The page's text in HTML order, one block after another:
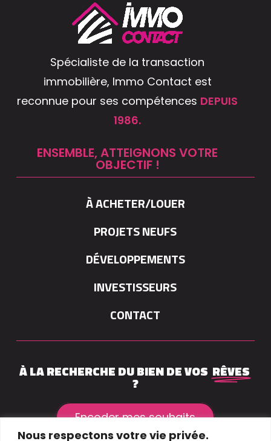
Nous respectons votre vie privée.
Spécialiste de la transaction
immobilière, Immo Contact est
reconnue pour ses compétences DEPUIS
1986.
ENSEMBLE, ATTEIGNONS VOTRE
OBJECTIF !
À ACHETER/LOUER
PROJETS NEUFS
DÉVELOPPEMENTS
INVESTISSEURS
CONTACT
À LA RECHERCHE DU BIEN DE VOS RÊVES
?
Encoder mes souhaits